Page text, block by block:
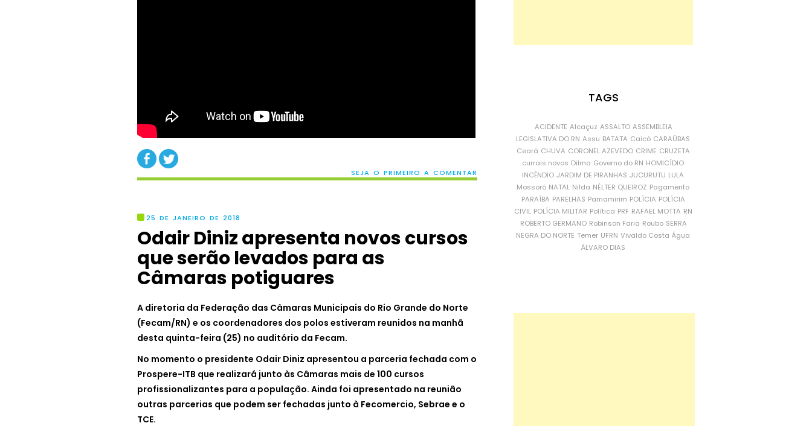
SEJA O PRIMEIRO A COMENTAR
25 DE JANEIRO DE 2018
Odair Diniz apresenta novos cursos
que serão levados para as
Câmaras potiguares
A diretoria da Federação das Câmaras Municipais do Rio Grande do Norte
(Fecam/RN) e os coordenadores dos polos estiveram reunidos na manhã
desta quinta-feira (25) no auditório da Fecam.
No momento o presidente Odair Diniz apresentou a parceria fechada com o
Prospere-ITB que realizará junto às Câmaras mais de 100 cursos
profissionalizantes para a população. Ainda foi apresentado na reunião
outras parcerias que podem ser fechadas junto à Fecomercio, Sebrae e o
TCE.
TAGS
ACIDENTE Alcaçuz ASSALTO ASSEMBLEIA
LEGISLATIVA DO RN Assu BATATA Caicó CARAÚBAS
Ceará CHUVA CORONEL AZEVEDO CRIME CRUZETA
currais novos Dilma Governo do RN HOMICÍDIO
INCÊNDIO JARDIM DE PIRANHAS JUCURUTU LULA
Mossoró NATAL Nilda NÉLTER QUEIROZ Pagamento
PARAÍBA PARELHAS Parnamirim POLÍCIA POLÍCIA
CIVIL POLÍCIA MILITAR Política PRF RAFAEL MOTTA RN
ROBERTO GERMANO Robinson Faria Roubo SERRA
NEGRA DO NORTE Temer UFRN Vivaldo Costa Água
ÁLVARO DIAS